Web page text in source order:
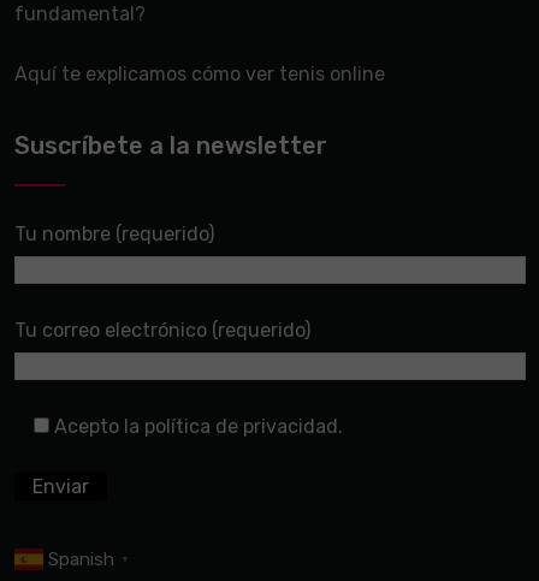
fundamental?
Aquí te explicamos cómo ver tenis online
Suscríbete a la newsletter
Tu nombre (requerido)
Tu correo electrónico (requerido)
Acepto la política de privacidad.
Spanish ▼